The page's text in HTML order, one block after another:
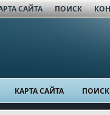
САЙТА ПОИСК
КАРТА САЙТА ПОИСК